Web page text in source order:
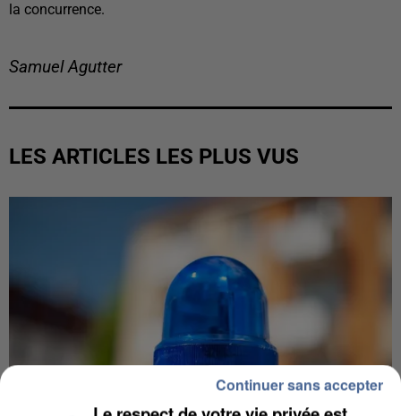
la concurrence.
Samuel Agutter
LES ARTICLES LES PLUS VUS
Continuer sans accepter